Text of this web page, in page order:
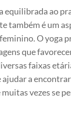
equilibrada ao
também é um
O yoga
que
faixas
a
vezes se